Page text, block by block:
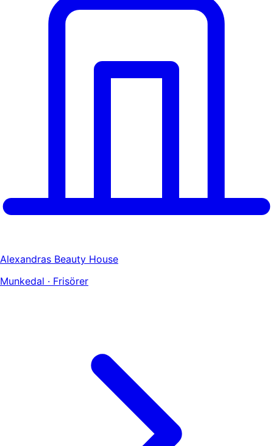
Alexandras Beauty House
Munkedal · Frisörer